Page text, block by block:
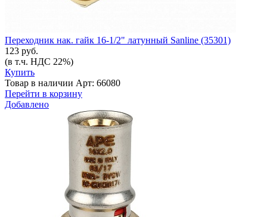
Переходник нак. гайк 16-1/2" латунный Sanline (35301)
123 руб.
(в т.ч. НДС 22%)
Купить
Товар в наличии Арт: 66080
Перейти в корзину
Добавлено